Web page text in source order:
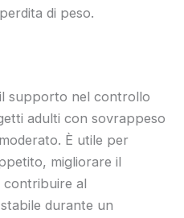
di peso.
supporto nel controllo
adulti con sovrappeso
È utile per
migliorare il
contribuire al
durante un